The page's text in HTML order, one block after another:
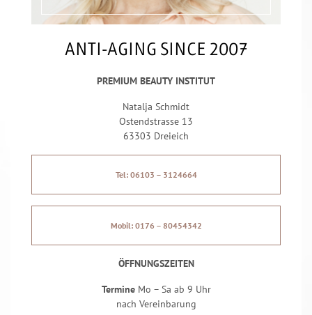
ANTI-AGING SINCE 2007
PREMIUM BEAUTY INSTITUT
Natalja Schmidt
Ostendstrasse 13
63303 Dreieich
Tel: 06103 – 3124664
Mobil: 0176 – 80454342
ÖFFNUNGSZEITEN
Termine Mo – Sa ab 9 Uhr
nach Vereinbarung